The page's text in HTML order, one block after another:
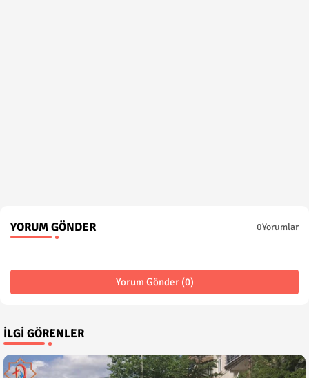
YORUM GÖNDER 0Yorumlar
Yorum Gönder (0)
İLGI GÖRENLER